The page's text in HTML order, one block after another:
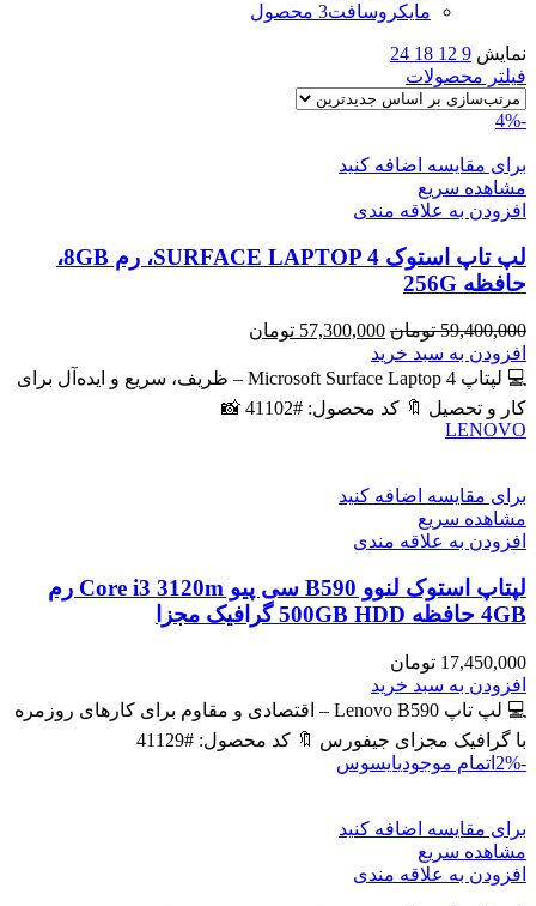
مایکروسافت3 محصول
نمایش 9
12
18
24
فیلتر محصولات
-4%
برای مقایسه اضافه کنید
مشاهده سریع
افزودن به علاقه مندی
لپ تاپ استوک SURFACE LAPTOP 4، رم 8GB،
حافظه 256G
59,400,000 تومان قیمت
اصلی
59,400,000 تومان
57,300,000 تومان
57,300,000 تومان
است.
افزودن به سبد خرید
💻 لپتاپ Microsoft Surface Laptop 4 – ظریف، سریع و ایده‌آل برای
کار و تحصیل 🔖 کد محصول: #41102 📸
LENOVO
برای مقایسه اضافه کنید
مشاهده سریع
افزودن به علاقه مندی
لپتاپ استوک لنوو B590 سی پیو Core i3 3120m رم
4GB حافظه 500GB HDD گرافیک مجزا
17,450,000 تومان
افزودن به سبد خرید
💻 لپ تاپ Lenovo B590 – اقتصادی و مقاوم برای کارهای روزمره
با گرافیک مجزای جیفورس 🔖 کد محصول: #41129
-2%
اتمام موجودیایسوس
برای مقایسه اضافه کنید
مشاهده سریع
افزودن به علاقه مندی